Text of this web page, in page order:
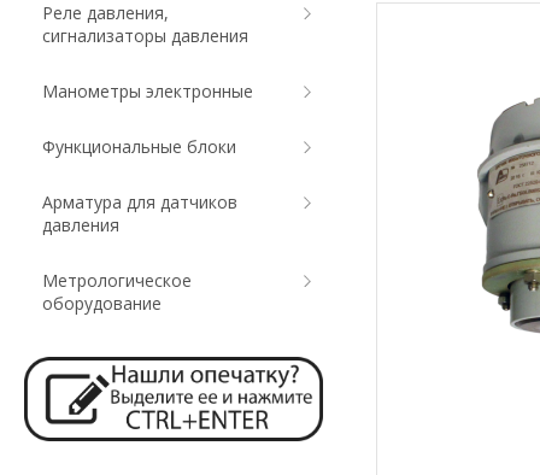
Реле давления,
сигнализаторы давления
Манометры электронные
Функциональные блоки
Арматура для датчиков
давления
Метрологическое
оборудование